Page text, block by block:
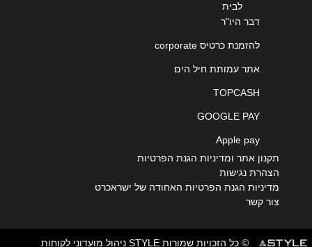
לבית
דבר היו"ר
להזמנת כרטיס corporate
אתר עמותת חיל הים
TOPCASH
GOOGLE PAY
Apple pay
תקנון אתר ומדיניות הגנת הפרטיות
הצהרת נגישות
מדיניות הגנת הפרטיות האחודה של ישראכרט
צור קשר
© כל הזכויות שמורות STYLE ניהול מועדוני לקוחות